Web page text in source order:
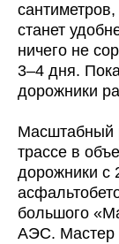
станет
ничего не
3–4 дня.
дорожники
Масштабный
трассе в
дорожники с
большого
АЭС. Мастер